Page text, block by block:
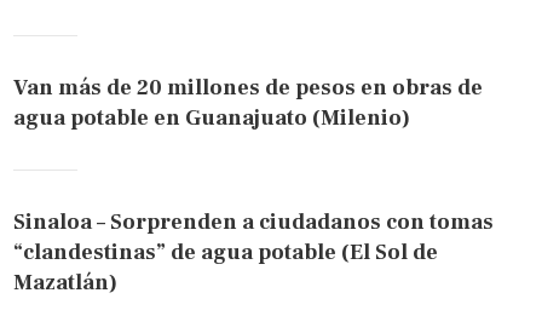
Van más de 20 millones de pesos en obras de
agua potable en Guanajuato (Milenio)
Sinaloa – Sorprenden a ciudadanos con tomas
“clandestinas” de agua potable (El Sol de
Mazatlán)